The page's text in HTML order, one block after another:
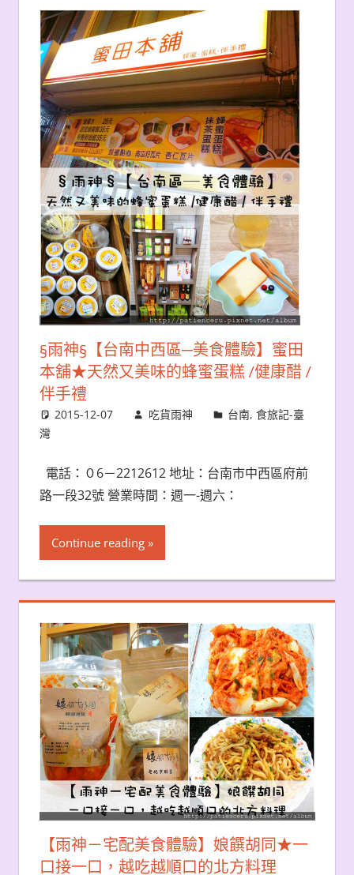
§雨神§【台南中西區─美食體驗】蜜田
本舖★天然又美味的蜂蜜蛋糕 /健康醋 /
伴手禮
2015-12-07 吃貨雨神 台南,食旅記-臺
灣
電話：０6－2212612 地址：台南市中西區府前
路一段32號 營業時間：週一-週六：
Continue reading
【雨神－宅配美食體驗】娘饌胡同★一
口接一口，越吃越順口的北方料理